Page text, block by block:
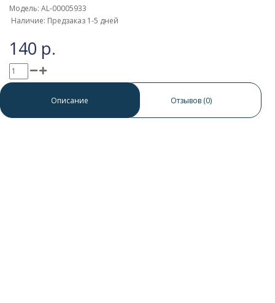
Модель: AL-00005933
Наличие: Предзаказ 1-5 дней
140 р.
Написать отзыв
Описание Отзывов (0)